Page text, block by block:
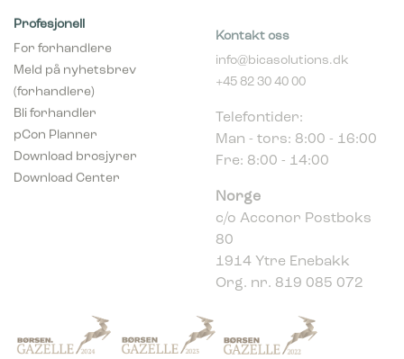
For forhandlere
Meld på nyhetsbrev
(forhandlere)
Bli forhandler
pCon Planner
Download brosjyrer
Download Center
info@bicasolutions.dk
+45 82 30 40 00
Man - tors: 8:00 - 16:00
Fre: 8:00 - 14:00
c/o Acconor Postboks
80
1914 Ytre Enebakk
Org. nr. 819 085 072